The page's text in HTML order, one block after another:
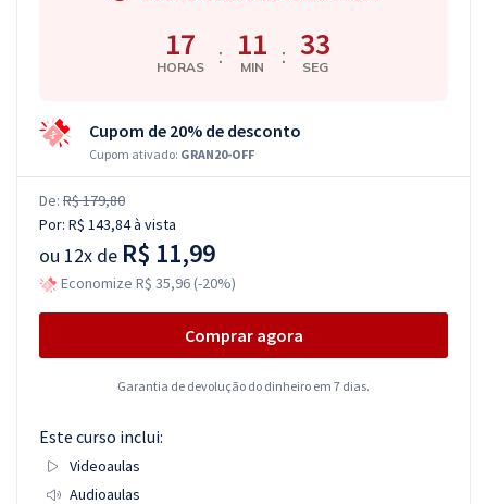
17
HORAS : 11
MIN : 32
SEG
Cupom de 20% de desconto
Cupom ativado: GRAN20-OFF
De: R$ 179,80
Por: R$ 143,84à vista
ou 12x de R$ 11,99
Economize R$ 35,96 (-20%)
Comprar agora
Garantia de devolução do dinheiro em 7 dias.
Este curso inclui:
Videoaulas
Audioaulas